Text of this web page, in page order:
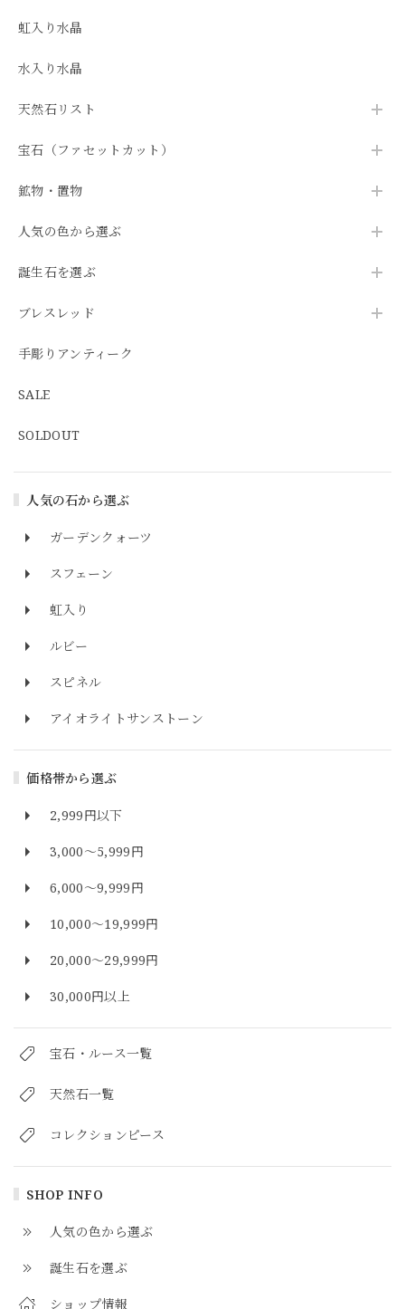
虹入り水晶
水入り水晶
天然石リスト
宝石（ファセットカット）
鉱物・置物
人気の色から選ぶ
誕生石を選ぶ
ブレスレッド
手彫りアンティーク
SALE
SOLDOUT
人気の石から選ぶ
ガーデンクォーツ
スフェーン
虹入り
ルビー
スピネル
アイオライトサンストーン
価格帯から選ぶ
2,999円以下
3,000～5,999円
6,000～9,999円
10,000～19,999円
20,000～29,999円
30,000円以上
宝石・ルース一覧
天然石一覧
コレクションピース
SHOP INFO
人気の色から選ぶ
誕生石を選ぶ
ショップ情報